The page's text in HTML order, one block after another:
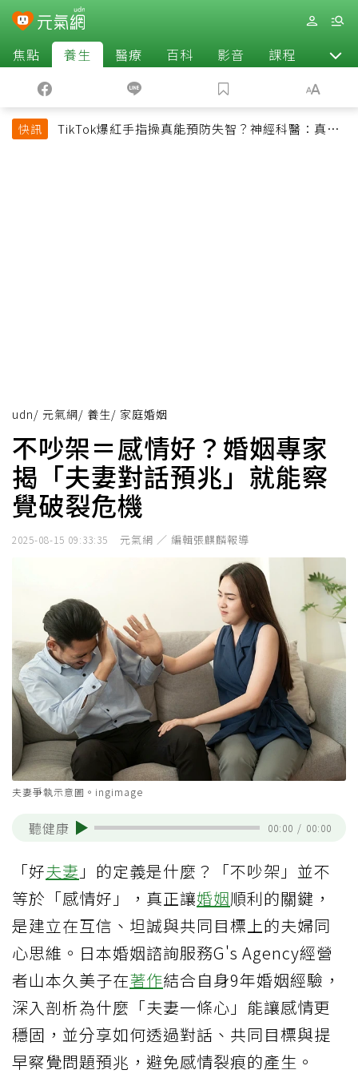
焦點 養生 醫療 百科 影音 課程 退休
快訊
TikTok爆紅手指操真能預防失智？神經科醫：真正
udn/ 元氣網/ 養生/ 家庭婚姻
不吵架＝感情好？婚姻專家
揭「夫妻對話預兆」就能察
覺破裂危機
2025-08-15 09:33:35 元氣網 ／ 編輯張麒麟報導
夫妻爭執示意圖。ingimage
聽健康 00:00 / 00:00
「好夫妻 」的定義是什麼？「不吵架」並不
等於「感情好」，真正讓婚姻順利的關鍵，
是建立在互信、坦誠與共同目標上的夫婦同
心思維。日本婚姻諮詢服務G's Agency經營
者山本久美子在著作結合自身9年婚姻經驗，
深入剖析為什麼「夫妻一條心」能讓感情更
穩固，並分享如何透過對話、共同目標與提
早察覺問題預兆，避免感情裂痕的產生。